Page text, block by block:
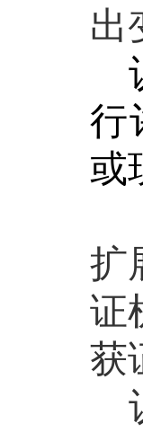
出
行
或
扩
证
获